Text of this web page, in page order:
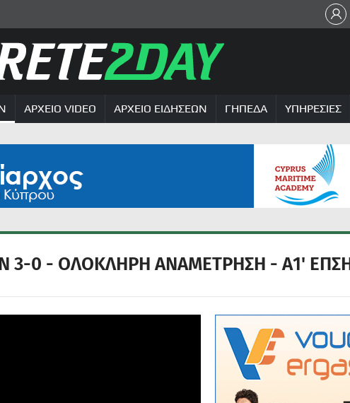
ΑΡΧΕΙΟ VIDEO ΑΡΧΕΙΟ ΕΙΔΗΣΕΩΝ ΓΗΠΕΔΑ ΥΠΗΡΕΣΙΕΣ
3-0 - ΟΛΟΚΛΗΡΗ ΑΝΑΜΕΤΡΗΣΗ - Α1'